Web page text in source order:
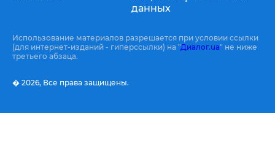
данных
Использование материалов разрешается при условии ссылки
(для интернет-изданий - гиперссылки) на "Диалог.ua" не ниже
третьего абзаца.
� 2026, Все права защищены.